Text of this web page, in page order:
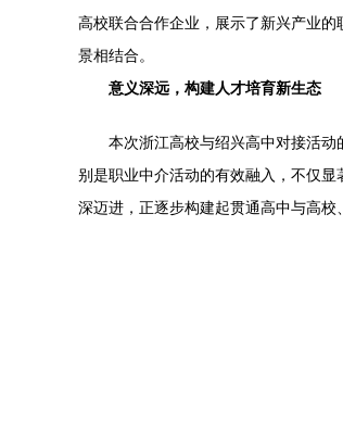
高校联合合作企业，展示了新兴产业
景相结合。
意义深远，构建人才培育新生态
本次浙江高校与绍兴高中对接活
别是职业中介活动的有效融入，不仅
深迈进，正逐步构建起贯通高中与高校